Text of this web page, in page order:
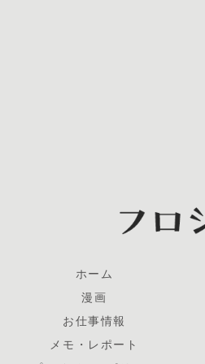
ホーム
漫画
お仕事情報
メモ・レポート